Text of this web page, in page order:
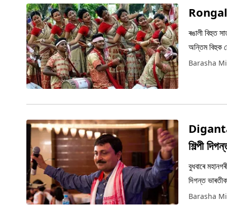
Rongali
ৰঙালী বিহুত
অন্তিম বিহুক
Barasha
শিল্পী
বুধবাৰে
দিগন্ত
এই ঘটনা।
Barasha